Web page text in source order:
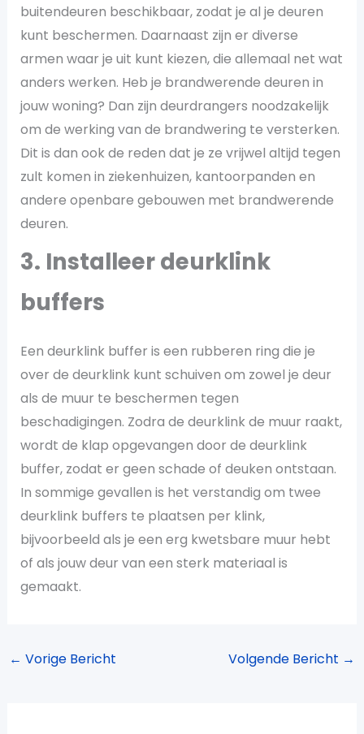
buitendeuren beschikbaar, zodat je al je deuren
kunt beschermen. Daarnaast zijn er diverse
armen waar je uit kunt kiezen, die allemaal net wat
anders werken. Heb je brandwerende deuren in
jouw woning? Dan zijn deurdrangers noodzakelijk
om de werking van de brandwering te versterken.
Dit is dan ook de reden dat je ze vrijwel altijd tegen
zult komen in ziekenhuizen, kantoorpanden en
andere openbare gebouwen met brandwerende
deuren.
3. Installeer deurklink
buffers
Een deurklink buffer is een rubberen ring die je
over de deurklink kunt schuiven om zowel je deur
als de muur te beschermen tegen
beschadigingen. Zodra de deurklink de muur raakt,
wordt de klap opgevangen door de deurklink
buffer, zodat er geen schade of deuken ontstaan.
In sommige gevallen is het verstandig om twee
deurklink buffers te plaatsen per klink,
bijvoorbeeld als je een erg kwetsbare muur hebt
of als jouw deur van een sterk materiaal is
gemaakt.
← Vorige Bericht Volgende Bericht →